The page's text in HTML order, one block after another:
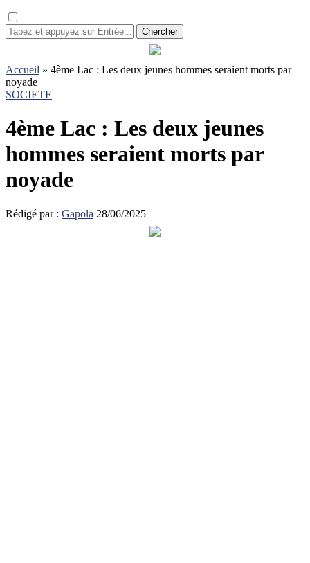
Chercher
Accueil » 4ème Lac : Les deux jeunes hommes seraient morts par
noyade
SOCIETE
4ème Lac : Les deux jeunes
hommes seraient morts par
noyade
Rédigé par : Gapola 28/06/2025